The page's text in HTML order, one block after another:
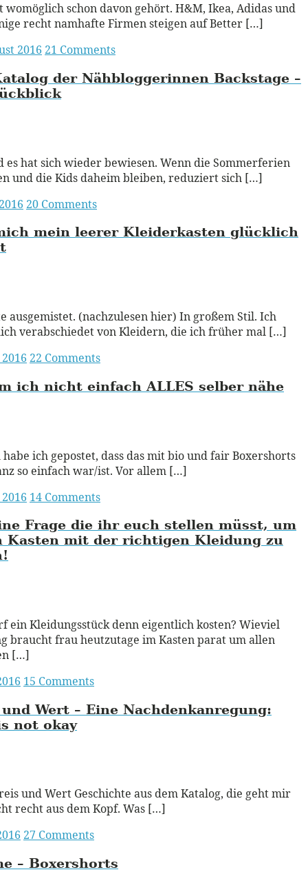
womöglich schon davon gehört. H&M, Ikea, Adidas und
recht namhafte Firmen steigen auf Better […]
2016 21 Comments
der Nähbloggerinnen Backstage –
es hat sich wieder bewiesen. Wenn die Sommerferien
und die Kids daheim bleiben, reduziert sich […]
20 Comments
mein leerer Kleiderkasten glücklich
ausgemistet. (nachzulesen hier) In großem Stil. Ich
verabschiedet von Kleidern, die ich früher mal […]
22 Comments
ich nicht einfach ALLES selber nähe
ich gepostet, dass das mit bio und fair Boxershorts
so einfach war/ist. Vor allem […]
14 Comments
Frage die ihr euch stellen müsst, um
Kasten mit der richtigen Kleidung zu
ein Kleidungsstück denn eigentlich kosten? Wieviel
braucht frau heutzutage im Kasten parat um allen
[…]
15 Comments
Wert – Eine Nachdenkanregung:
not okay
und Wert Geschichte aus dem Katalog, die geht mir
recht aus dem Kopf. Was […]
27 Comments
– Boxershorts